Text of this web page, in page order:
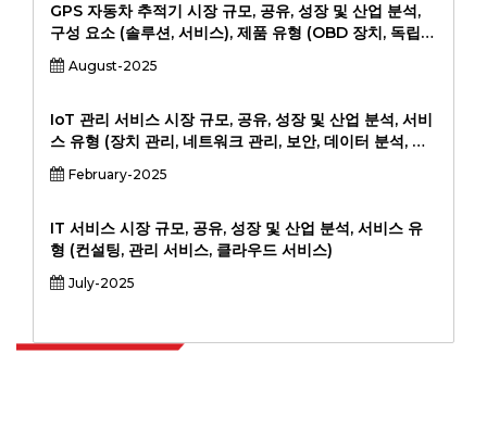
지역 구성), 202-20-20-202, 202-20-
GPS 자동차 추적기 시장 규모, 공유, 성장 및 산업 분석,
구성 요소 (솔루션, 서비스), 제품 유형 (OBD 장치, 독립형
추적기, 고급 추적기) 별 응용 프로그램 (개별 차량, 차량
관리, 상용 차량, 법 집행)별로 (물류 회사, 개인 차량 소유
August-2025
IoT 관리 서비스 시장 규모, 공유, 성장 및 산업 분석, 서비
스 유형 (장치 관리, 네트워크 관리, 보안, 데이터 분석, 기
타), 최종 사용자 산업 (제조, 의료, 소매, 에너지, 자동차,
물류, 기타), 배포 모드 (클라우드 기반, 온 프레미스, 하이
February-2025
IT 서비스 시장 규모, 공유, 성장 및 산업 분석, 서비스 유
형 (컨설팅, 관리 서비스, 클라우드 서비스)
July-2025